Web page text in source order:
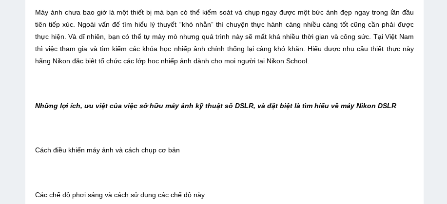
Máy ảnh chưa bao giờ là một thiết bị mà bạn có thể kiểm soát và chụp ngay được một bức ảnh đẹp ngay trong lần đầu
tiên tiếp xúc. Ngoài vấn đế tìm hiểu lý thuyết “khó nhằn” thì chuyện thực hành càng nhiều càng tốt cũng cần phải được
thực hiện. Và dĩ nhiên, bạn có thể tự mày mò nhưng quá trình này sẽ mất khá nhiều thời gian và công sức. Tại Việt Nam
thì việc tham gia và tìm kiếm các khóa học nhiếp ảnh chính thống lại càng khó khăn. Hiểu được nhu cầu thiết thực này
hãng Nikon đặc biệt tổ chức các lớp học nhiếp ảnh dành cho mọi người tại Nikon School.
Những lợi ích, ưu việt của việc sở hữu máy ảnh kỹ thuật số DSLR, và đặt biệt là tìm hiểu về máy Nikon DSLR
Cách điều khiển máy ảnh và cách chụp cơ bản
Các chế độ phơi sáng và cách sử dụng các chế độ này